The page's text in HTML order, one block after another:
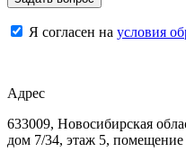
Я согласен на условия
Адрес
633009, Новосибирская
дом 7/34, этаж 5, помещение